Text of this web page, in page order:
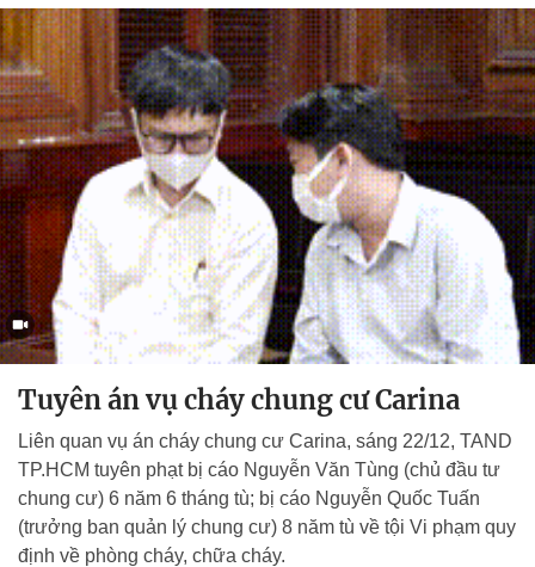
Tuyên án vụ cháy chung cư Carina
Liên quan vụ án cháy chung cư Carina, sáng 22/12, TAND
TP.HCM tuyên phạt bị cáo Nguyễn Văn Tùng (chủ đầu tư
chung cư) 6 năm 6 tháng tù; bị cáo Nguyễn Quốc Tuấn
(trưởng ban quản lý chung cư) 8 năm tù về tội Vi phạm quy
định về phòng cháy, chữa cháy.